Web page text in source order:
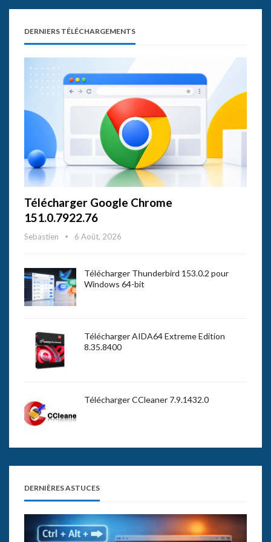
DERNIERS TÉLÉCHARGEMENTS
Télécharger Google Chrome
151.0.7922.76
Sebastien 6 Août, 2026
Télécharger Thunderbird 153.0.2 pour
Windows 64-bit
Télécharger AIDA64 Extreme Edition
8.35.8400
Télécharger CCleaner 7.9.1432.0
DERNIÈRES ASTUCES